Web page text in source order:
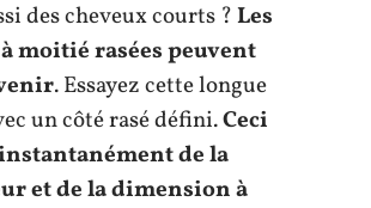
des cheveux courts ?Les
moitié rasées peuvent
. Essayez cette longue
un côté rasé défini.Ceci
de la
et de la dimension à